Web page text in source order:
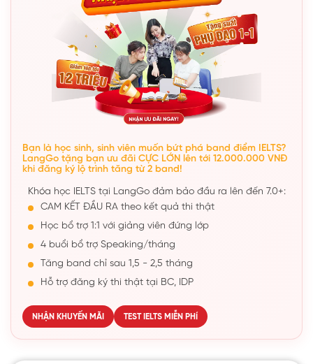
Bạn là học sinh, sinh viên muốn bứt phá band điểm IELTS?
LangGo tặng bạn ưu đãi CỰC LỚN lên tới 12.000.000 VNĐ
khi đăng ký lộ trình tăng từ 2 band!
Khóa học IELTS tại LangGo đảm bảo đầu ra lên đến 7.0+:
CAM KẾT ĐẦU RA theo kết quả thi thật
Học bổ trợ 1:1 với giảng viên đứng lớp
4 buổi bổ trợ Speaking/tháng
Tăng band chỉ sau 1,5 - 2,5 tháng
Hỗ trợ đăng ký thi thật tại BC, IDP
NHẬN KHUYẾN MÃI TEST IELTS MIỄN PHÍ